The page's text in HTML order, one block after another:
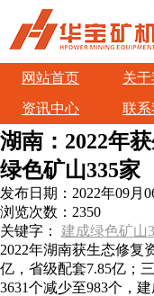
网站首页 关
资讯中心
联系
湖南：2022年
绿色矿山335家
发布日期： 2022年09月
浏览次数： 2350
关键字： 建成绿色矿山
2022年湖南获生态修复
亿，省级配套7.85亿；
3631个减少至983个，建